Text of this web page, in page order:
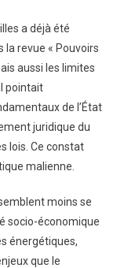
a déjà été
la revue « Pouvoirs
aussi les limites
pointait
de l’État
juridique du
lois. Ce constat
malienne.
moins se
socio-économique
énergétiques,
que le